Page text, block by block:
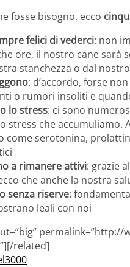
fosse bisogno, ecco
felici di vederci: non
ore, il nostro cane sarà
stanchezza o dal
: d’accordo, forse
o rumori insoliti e
lo stress: ci sono
stress che accumuliamo.
come serotonina,
a rimanere attivi: grazie
che anche la nostra
senza riserve:
leali con noi
related]